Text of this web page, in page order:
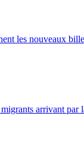
les nouveaux
arrivant par